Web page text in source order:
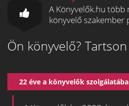
A Könyvelők.hu
könyvelő szakember
Ön könyvelő?
22 éve a könyvelők